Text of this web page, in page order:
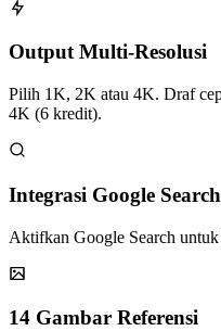
Output Multi-Resolusi
Pilih 1K, 2K atau 4K. Draf
4K (6 kredit).
Integrasi Google Search
Aktifkan Google Search
14 Gambar Referensi